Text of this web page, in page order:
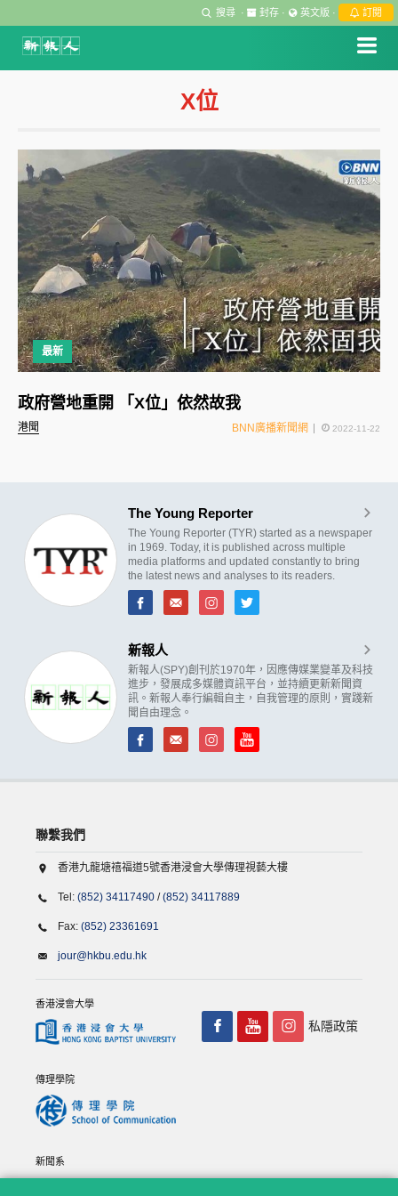
搜尋 · 封存 · 英文版 · 訂閱
X位
最新
港聞
政府營地重開 「X位」依然故我
BNN廣播新聞網 2022-11-22
The Young Reporter
The Young Reporter (TYR) started as a newspaper
in 1969. Today, it is published across multiple
media platforms and updated constantly to bring
the latest news and analyses to its readers.
新報人
新報人(SPY)創刊於1970年，因應傳媒業變革及科技
進步，發展成多媒體資訊平台，並持續更新新聞資
訊。新報人奉行編輯自主，自我管理的原則，實踐新
聞自由理念。
聯繫我們
香港九龍塘禧福道5號香港浸會大學傳理視藝大樓
Tel: (852) 34117490 /(852) 34117889
Fax: (852) 23361691
jour@hkbu.edu.hk
香港浸會大學
傳理學院
新聞系
私隱政策